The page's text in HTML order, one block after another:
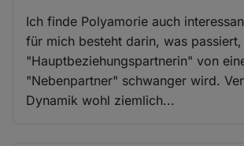
Ich finde Polyamorie auch
für mich besteht darin, was
"Hauptbeziehungspartnerin" von
"Nebenpartner" schwanger wird.
Dynamik wohl ziemlich...